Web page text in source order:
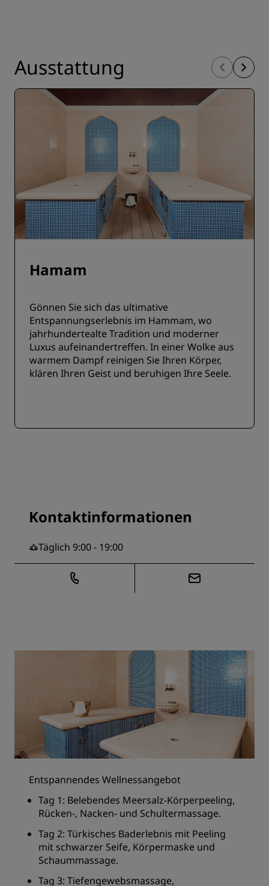
Ausstattung
Hamam
Gönnen Sie sich das ultimative
Entspannungserlebnis im Hammam, wo
jahrhundertealte Tradition und moderner
Luxus aufeinandertreffen. In einer Wolke aus
warmem Dampf reinigen Sie Ihren Körper,
klären Ihren Geist und beruhigen Ihre Seele.
Kontaktinformationen
Täglich 9:00 - 19:00
Entspannendes Wellnessangebot
Tag 1: Belebendes Meersalz-Körperpeeling,
Rücken-, Nacken- und Schultermassage.
Tag 2: Türkisches Baderlebnis mit Peeling
mit schwarzer Seife, Körpermaske und
Schaummassage.
Tag 3: Tiefengewebsmassage,